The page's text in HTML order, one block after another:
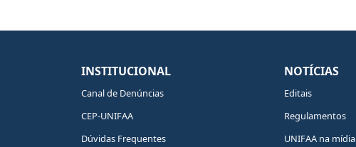
INSTITUCIONAL
Canal de Denúncias
CEP-UNIFAA
Dúvidas Frequentes
NOTÍCIAS
Editais
Regulamentos
UNIFAA na mídia